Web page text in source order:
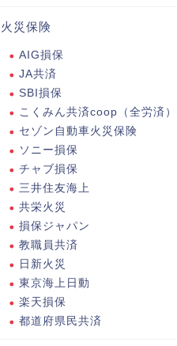
火災保険
AIG損保
JA共済
SBI損保
こくみん共済coop（全労済）
セゾン自動車火災保険
ソニー損保
チャブ損保
三井住友海上
共栄火災
損保ジャパン
教職員共済
日新火災
東京海上日動
楽天損保
都道府県民共済